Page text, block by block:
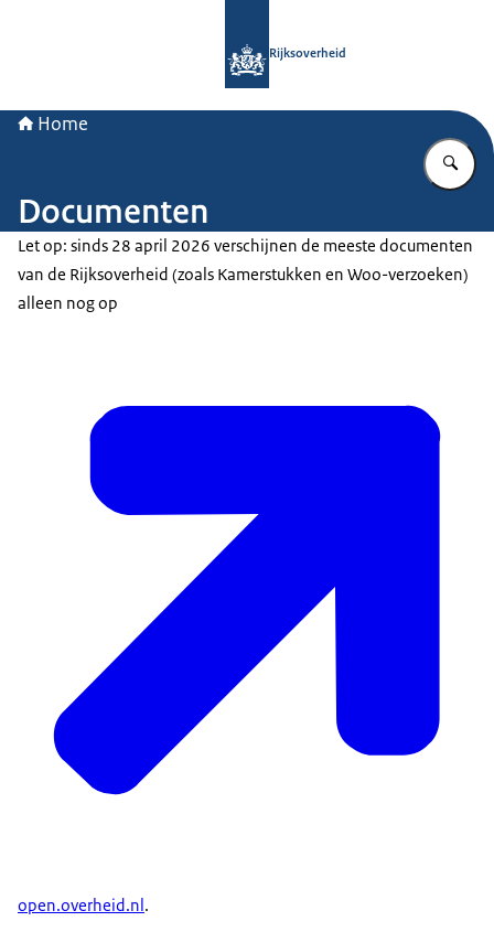
Rijksoverheid
Home
Documenten
Let op: sinds 28 april 2026 verschijnen de meeste documenten
van de Rijksoverheid (zoals Kamerstukken en Woo-verzoeken)
alleen nog op
open.overheid.nl.